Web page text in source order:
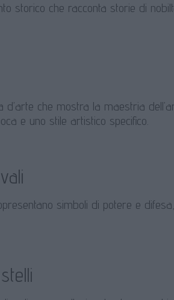
storico che racconta storie di
d’arte che mostra la maestria
e uno stile artistico specifico.
simboli di potere e